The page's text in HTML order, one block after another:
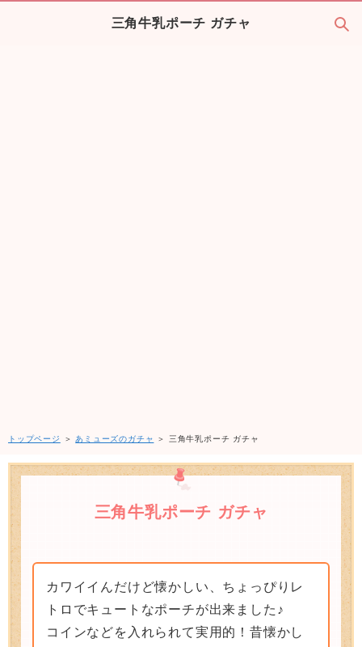
三角牛乳ポーチ ガチャ
トップページ ＞ あミューズのガチャ ＞ 三角牛乳ポーチ ガチャ
三角牛乳ポーチ ガチャ
カワイイんだけど懐かしい、ちょっぴりレ
トロでキュートなポーチが出来ました♪
コインなどを入れられて実用的！昔懐かし